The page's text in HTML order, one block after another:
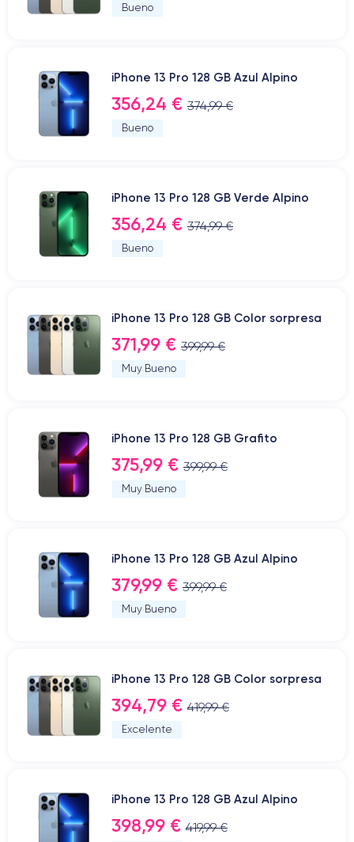
Bueno
iPhone 13 Pro 128 GB Azul Alpino
356,24 € 374,99 €
Bueno
iPhone 13 Pro 128 GB Verde Alpino
356,24 € 374,99 €
Bueno
iPhone 13 Pro 128 GB Color sorpresa
371,99 € 399,99 €
Muy Bueno
iPhone 13 Pro 128 GB Grafito
375,99 € 399,99 €
Muy Bueno
iPhone 13 Pro 128 GB Azul Alpino
379,99 € 399,99 €
Muy Bueno
iPhone 13 Pro 128 GB Color sorpresa
394,79 € 419,99 €
Excelente
iPhone 13 Pro 128 GB Azul Alpino
398,99 € 419,99 €